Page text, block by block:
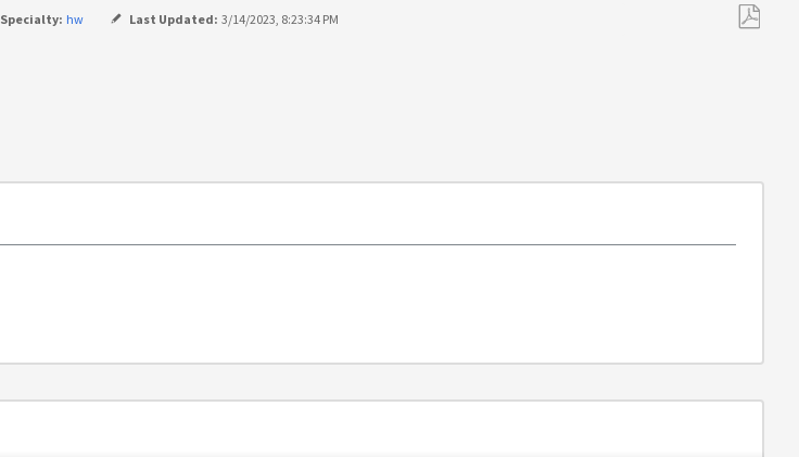
Specialty: hw Last Updated: 3/14/2023, 8:23:34 PM